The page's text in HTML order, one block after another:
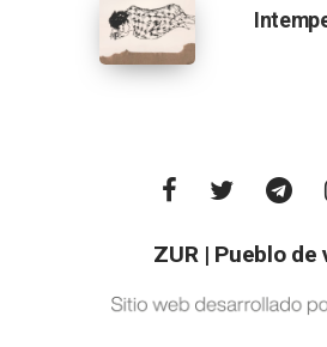
ZUR | Pueblo de